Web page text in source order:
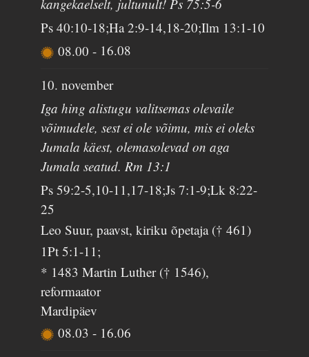
kangekaelselt, jultunult! Ps 75:5-6
Ps 40:10-18;Ha 2:9-14,18-20;Ilm 13:1-10
08.00- 16.08
10. november
Iga hing alistugu valitsemas olevaile
võimudele, sest ei ole võimu, mis ei oleks
Jumala käest, olemasolevad on aga
Jumala seatud. Rm 13:1
Ps 59:2-5,10-11,17-18;Js 7:1-9;Lk 8:22-
25
Leo Suur, paavst, kiriku õpetaja († 461)
1Pt 5:1-11;
* 1483 Martin Luther († 1546),
reformaator
Mardipäev
08.03- 16.06